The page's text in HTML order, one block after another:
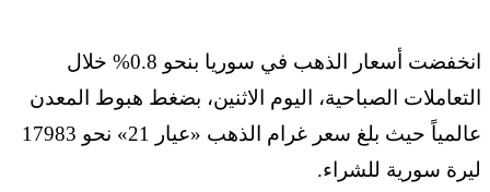
انخفضت أسعار الذهب في سوريا بنحو 0.8% خلال
التعاملات الصباحية، اليوم الاثنين، بضغط هبوط المعدن
عالمياً حيث بلغ سعر غرام الذهب «عيار 21» نحو 17983
ليرة سورية للشراء.